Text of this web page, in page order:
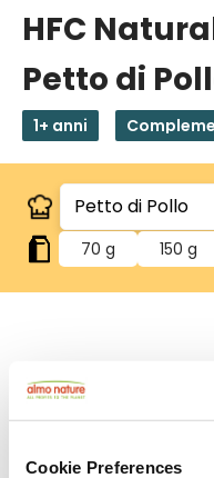
Cookie Preferences
HFC
Petto di
1+ anni
70 g 150 g
Human Grade
Carne o pesce in
e ora utilizzati in
Ricette no-gluten.